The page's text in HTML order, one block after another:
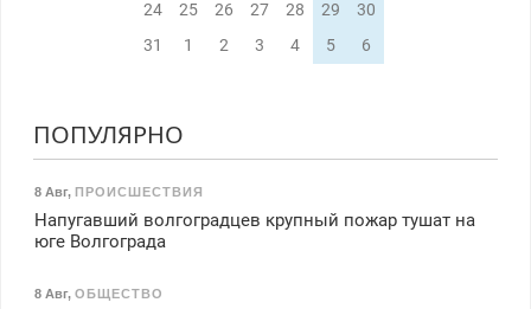
24 25 26 27 28 29
30
31
1 2 3 4 5 6
ПОПУЛЯРНО
8 Авг, ПРОИСШЕСТВИЯ
Напугавший волгоградцев крупный пожар тушат на
юге Волгограда
8 Авг, ОБЩЕСТВО